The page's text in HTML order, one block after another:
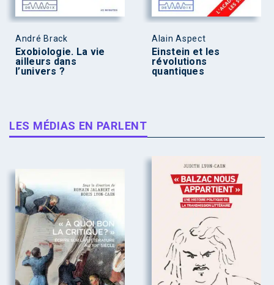
André Brack
Exobiologie. La vie
ailleurs dans
l’univers ?
Alain Aspect
Einstein et les
révolutions
quantiques
LES MÉDIAS EN PARLENT